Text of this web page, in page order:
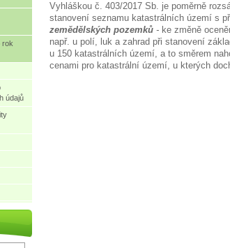
Vyhláškou č. 403/2017 Sb. je poměrně
stanovení seznamu katastrálních území s
zemědělských pozemků - ke změně
např. u polí, luk a zahrad při stanovení
u 150 katastrálních území, a to směrem
cenami pro katastrální území, u kterých
rok
údajů